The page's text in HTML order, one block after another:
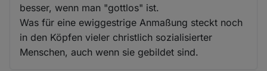
besser, wenn man "gottlos" ist.
Was für eine ewiggestrige Anmaßung steckt noch
in den Köpfen vieler christlich sozialisierter
Menschen, auch wenn sie gebildet sind.